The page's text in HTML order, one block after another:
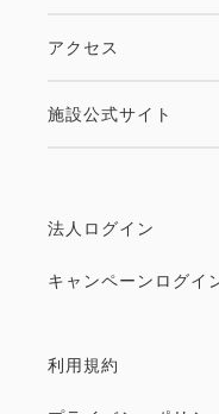
アクセス
施設公式サイト
法人ログイン
キャンペーンログイ
利用規約